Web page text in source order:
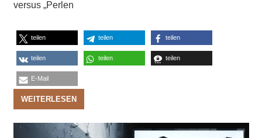
versus „Perlen
teilen teilen teilen
teilen teilen teilen
E-Mail
WEITERLESEN